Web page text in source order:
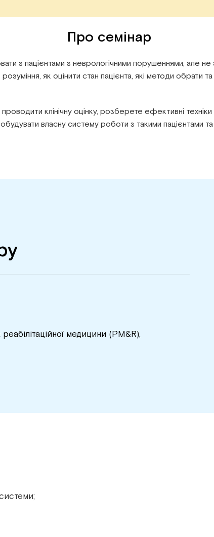
Про семінар
з пацієнтами з неврологічними порушеннями, але
як оцінити стан пацієнта, які методи обрати
клінічну оцінку, розберете ефективні
власну систему роботи з такими пацієнтами
медицини (PM&R),